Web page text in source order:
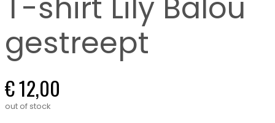
T-shirt Lily Balou
gestreept
€12,00
out of stock